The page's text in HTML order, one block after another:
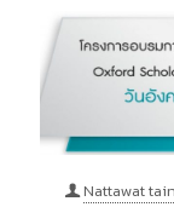
Nattawat